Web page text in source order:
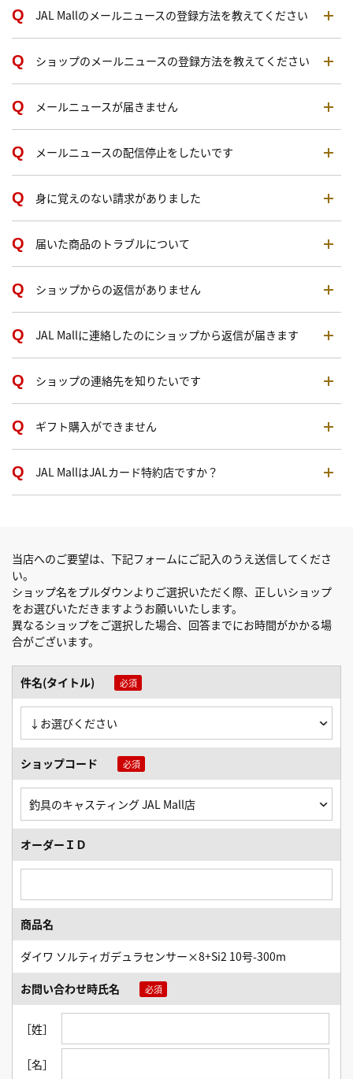
JAL Mallのメールニュースの登録方法を教えてください
ショップのメールニュースの登録方法を教えてください
メールニュースが届きません
メールニュースの配信停止をしたいです
身に覚えのない請求がありました
届いた商品のトラブルについて
ショップからの返信がありません
JAL Mallに連絡したのにショップから返信が届きます
ショップの連絡先を知りたいです
ギフト購入ができません
JAL MallはJALカード特約店ですか？
当店へのご要望は、下記フォームにご記入のうえ送信してくださ
い。
ショップ名をプルダウンよりご選択いただく際、正しいショップ
をお選びいただきますようお願いいたします。
異なるショップをご選択した場合、回答までにお時間がかかる場
合がございます。
件名(タイトル)
ショップコード
オーダーＩＤ
商品名
ダイワ ソルティガデュラセンサー×8+Si2 10号-300m
お問い合わせ時氏名
［姓］
［名］